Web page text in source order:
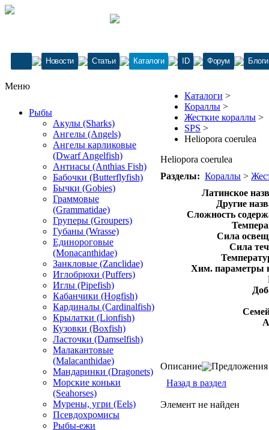
Новости Статьи Каталоги ID Форум Блоги
Меню
Рыбы
Акулы (Sharks)
Ангелы (Angels)
Ангелы карликовые
(Dwarf Angelfish)
Антиасы (Anthias Fish)
Бабочки (Butterflyfish)
Бычки (Gobies)
Граммовые
(Grammatidae)
Груперы (Groupers)
Губаны (Wrasse)
Единороговые
(Monacanthidae)
Занкловые (Zanclidae)
Иглобрюхи (Puffers)
Иглы (Pipefish)
Кабанчики (Hogfish)
Кардиналы (Cardinalfish)
Крылатки (Lionfish)
Кузовки (Boxfish)
Ласточки (Damselfish)
Малакантовые
(Malacanthidae)
Мандаринки (Dragonets)
Морские коньки
(Seahorses)
Мурены, угри (Eels)
Псевдохромисы
Рыбы-ежи
Каталоги >
Кораллы >
Жесткие кораллы >
SPS >
Heliopora coerulea
Heliopora coerulea
Разделы: Кораллы >
Латинское
Другие
Сложность
Сила
Сила
Хим. параметры
Описание
Назад в раздел
Элемент не найден